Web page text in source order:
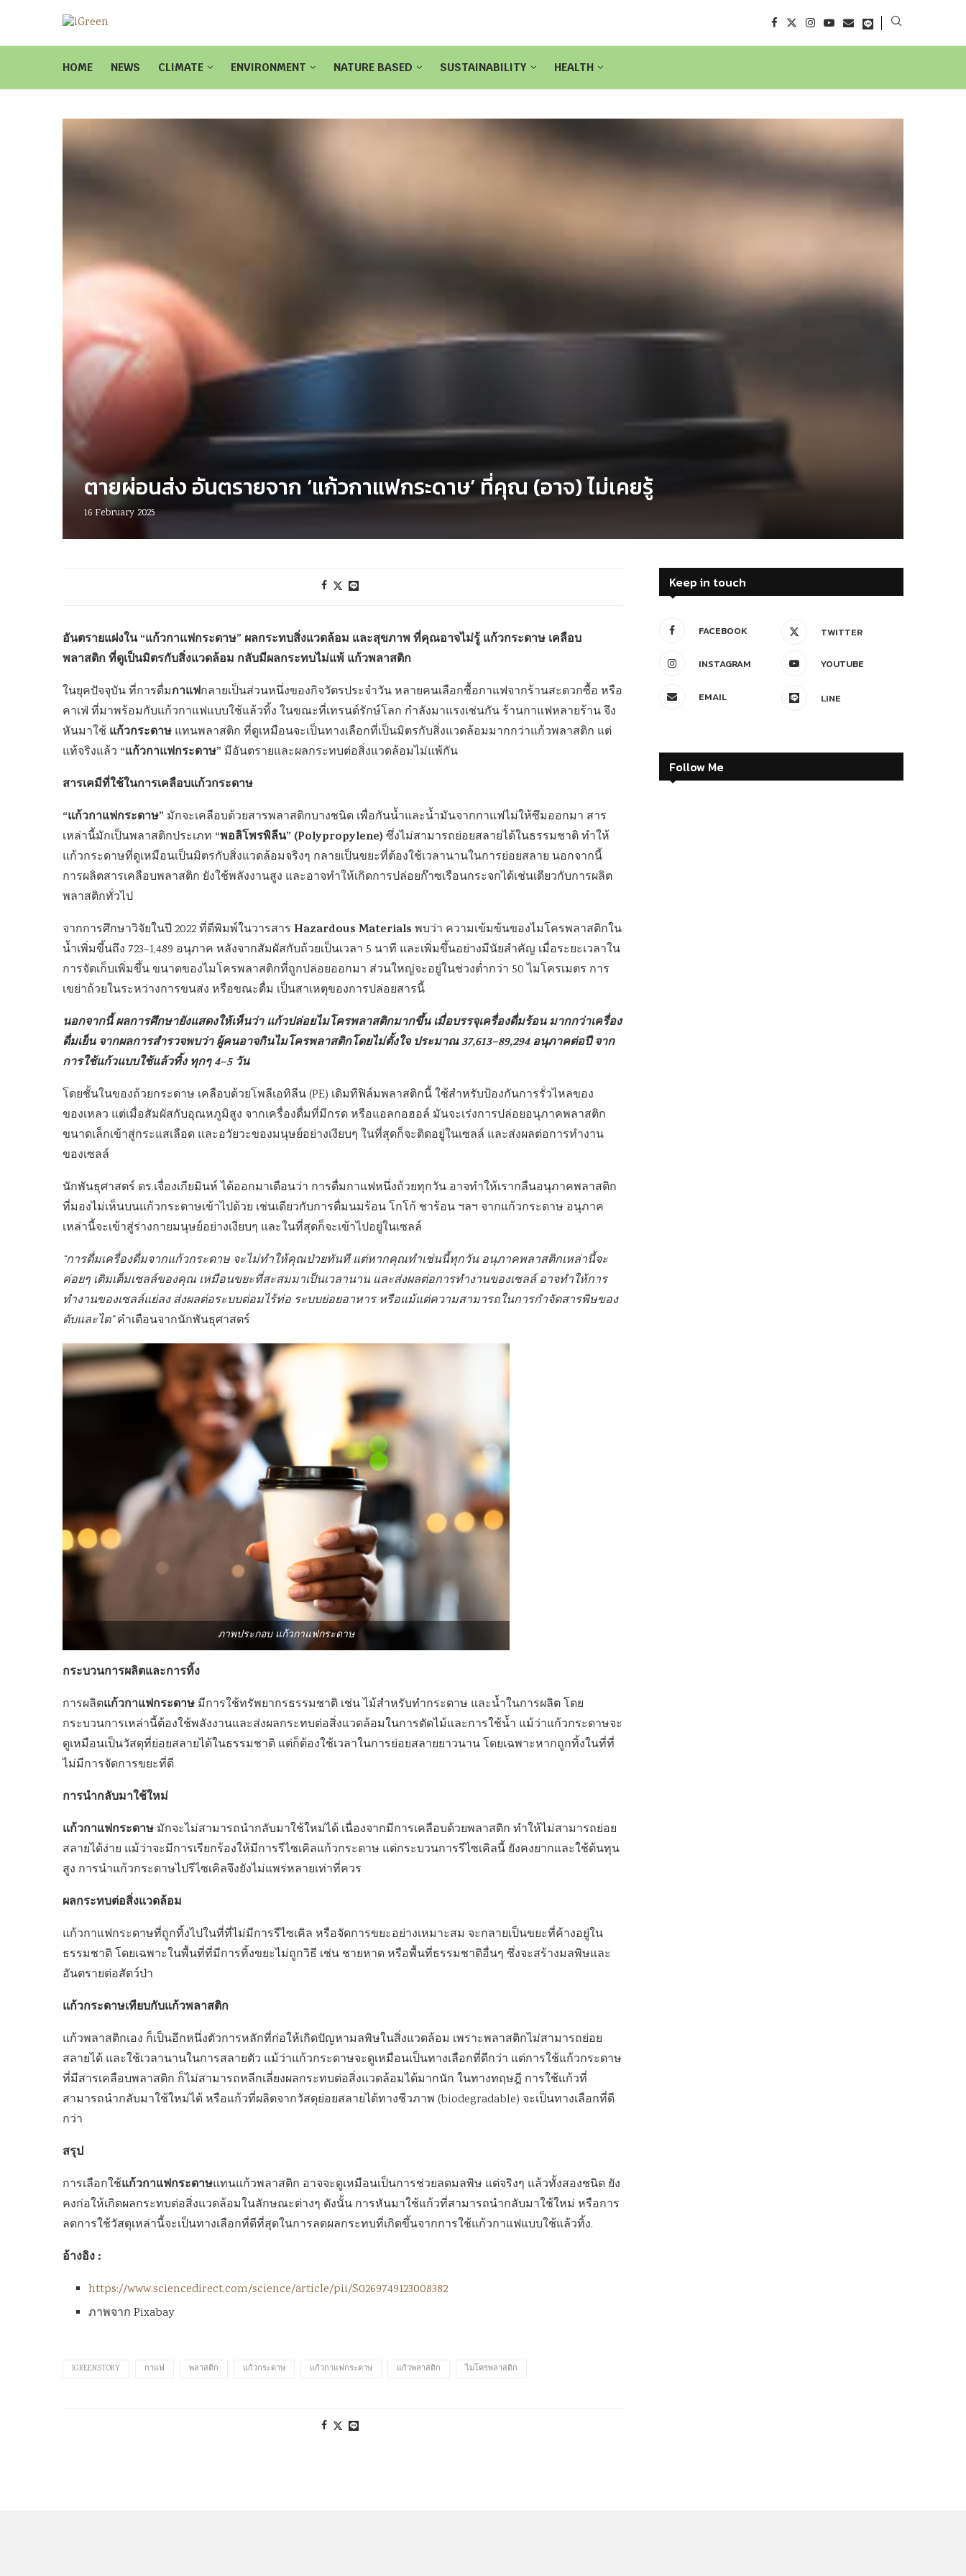
HOME NEWS CLIMATE ENVIRONMENT NATURE BASED SUSTAINABILITY HEALTH
ตายผ่อนส่ง อันตรายจาก ‘แก้วกาแฟกระดาษ’ ที่คุณ (อาจ) ไม่เคยรู้
16 February 2025
อันตรายแฝงใน “แก้วกาแฟกระดาษ” ผลกระทบสิ่งแวดล้อม และสุขภาพ ที่คุณอาจไม่รู้ แก้วกระดาษ เคลือบ
พลาสติก ที่ดูเป็นมิตรกับสิ่งแวดล้อม กลับมีผลกระทบไม่แพ้ แก้วพลาสติก
ในยุคปัจจุบัน ที่การดื่มกาแฟกลายเป็นส่วนหนึ่งของกิจวัตรประจำวัน หลายคนเลือกซื้อกาแฟจากร้านสะดวกซื้อ หรือ
คาเฟ่ ที่มาพร้อมกับแก้วกาแฟแบบใช้แล้วทิ้ง ในขณะที่เทรนด์รักษ์โลก กำลังมาแรงเช่นกัน ร้านกาแฟหลายร้าน จึง
หันมาใช้ แก้วกระดาษ แทนพลาสติก ที่ดูเหมือนจะเป็นทางเลือกที่เป็นมิตรกับสิ่งแวดล้อมมากกว่าแก้วพลาสติก แต่
แท้จริงแล้ว “แก้วกาแฟกระดาษ” มีอันตรายและผลกระทบต่อสิ่งแวดล้อมไม่แพ้กัน
สารเคมีที่ใช้ในการเคลือบแก้วกระดาษ
“แก้วกาแฟกระดาษ” มักจะเคลือบด้วยสารพลาสติกบางชนิด เพื่อกันน้ำและน้ำมันจากกาแฟไม่ให้ซึมออกมา สาร
เหล่านี้มักเป็นพลาสติกประเภท “พอลิโพรพิลีน” (Polypropylene) ซึ่งไม่สามารถย่อยสลายได้ในธรรมชาติ ทำให้
แก้วกระดาษที่ดูเหมือนเป็นมิตรกับสิ่งแวดล้อมจริงๆ กลายเป็นขยะที่ต้องใช้เวลานานในการย่อยสลาย นอกจากนี้
การผลิตสารเคลือบพลาสติก ยังใช้พลังงานสูง และอาจทำให้เกิดการปล่อยก๊าซเรือนกระจกได้เช่นเดียวกับการผลิต
พลาสติกทั่วไป
จากการศึกษาวิจัยในปี 2022 ที่ตีพิมพ์ในวารสาร Hazardous Materials พบว่า ความเข้มข้นของไมโครพลาสติกใน
น้ำเพิ่มขึ้นถึง 723–1,489 อนุภาค หลังจากสัมผัสกับถ้วยเป็นเวลา 5 นาที และเพิ่มขึ้นอย่างมีนัยสำคัญ เมื่อระยะเวลาใน
การจัดเก็บเพิ่มขึ้น ขนาดของไมโครพลาสติกที่ถูกปล่อยออกมา ส่วนใหญ่จะอยู่ในช่วงต่ำกว่า 50 ไมโครเมตร การ
เขย่าถ้วยในระหว่างการขนส่ง หรือขณะดื่ม เป็นสาเหตุของการปล่อยสารนี้
นอกจากนี้ ผลการศึกษายังแสดงให้เห็นว่า แก้วปล่อยไมโครพลาสติกมากขึ้น เมื่อบรรจุเครื่องดื่มร้อน มากกว่าเครื่อง
ดื่มเย็น จากผลการสำรวจพบว่า ผู้คนอาจกินไมโครพลาสติกโดยไม่ตั้งใจ ประมาณ 37,613–89,294 อนุภาคต่อปี จาก
การใช้แก้วแบบใช้แล้วทิ้ง ทุกๆ 4–5 วัน
โดยชั้นในของถ้วยกระดาษ เคลือบด้วยโพลีเอทิลีน (PE) เดิมทีฟิล์มพลาสติกนี้ ใช้สำหรับป้องกันการรั่วไหลของ
ของเหลว แต่เมื่อสัมผัสกับอุณหภูมิสูง จากเครื่องดื่มที่มีกรด หรือแอลกอฮอล์ มันจะเร่งการปล่อยอนุภาคพลาสติก
ขนาดเล็กเข้าสู่กระแสเลือด และอวัยวะของมนุษย์อย่างเงียบๆ ในที่สุดก็จะติดอยู่ในเซลล์ และส่งผลต่อการทำงาน
ของเซลล์
นักพันธุศาสตร์ ดร.เจื่องเกียมินห์ ได้ออกมาเตือนว่า การดื่มกาแฟหนึ่งถ้วยทุกวัน อาจทำให้เรากลืนอนุภาคพลาสติก
ที่มองไม่เห็นบนแก้วกระดาษเข้าไปด้วย เช่นเดียวกับการดื่มนมร้อน โกโก้ ชาร้อน ฯลฯ จากแก้วกระดาษ อนุภาค
เหล่านี้จะเข้าสู่ร่างกายมนุษย์อย่างเงียบๆ และในที่สุดก็จะเข้าไปอยู่ในเซลล์
“การดื่มเครื่องดื่มจากแก้วกระดาษ จะไม่ทำให้คุณป่วยทันที แต่หากคุณทำเช่นนี้ทุกวัน อนุภาคพลาสติกเหล่านี้จะ
ค่อยๆ เติมเต็มเซลล์ของคุณ เหมือนขยะที่สะสมมาเป็นเวลานาน และส่งผลต่อการทำงานของเซลล์ อาจทำให้การ
ทำงานของเซลล์แย่ลง ส่งผลต่อระบบต่อมไร้ท่อ ระบบย่อยอาหาร หรือแม้แต่ความสามารถในการกำจัดสารพิษของ
ตับและไต”คำเตือนจากนักพันธุศาสตร์
ภาพประกอบ แก้วกาแฟกระดาษ
กระบวนการผลิตและการทิ้ง
การผลิตแก้วกาแฟกระดาษ มีการใช้ทรัพยากรธรรมชาติ เช่น ไม้สำหรับทำกระดาษ และน้ำในการผลิต โดย
กระบวนการเหล่านี้ต้องใช้พลังงานและส่งผลกระทบต่อสิ่งแวดล้อมในการตัดไม้และการใช้น้ำ แม้ว่าแก้วกระดาษจะ
ดูเหมือนเป็นวัสดุที่ย่อยสลายได้ในธรรมชาติ แต่ก็ต้องใช้เวลาในการย่อยสลายยาวนาน โดยเฉพาะหากถูกทิ้งในที่ที่
ไม่มีการจัดการขยะที่ดี
การนำกลับมาใช้ใหม่
แก้วกาแฟกระดาษ มักจะไม่สามารถนำกลับมาใช้ใหม่ได้ เนื่องจากมีการเคลือบด้วยพลาสติก ทำให้ไม่สามารถย่อย
สลายได้ง่าย แม้ว่าจะมีการเรียกร้องให้มีการรีไซเคิลแก้วกระดาษ แต่กระบวนการรีไซเคิลนี้ ยังคงยากและใช้ต้นทุน
สูง การนำแก้วกระดาษไปรีไซเคิลจึงยังไม่แพร่หลายเท่าที่ควร
ผลกระทบต่อสิ่งแวดล้อม
แก้วกาแฟกระดาษที่ถูกทิ้งไปในที่ที่ไม่มีการรีไซเคิล หรือจัดการขยะอย่างเหมาะสม จะกลายเป็นขยะที่ค้างอยู่ใน
ธรรมชาติ โดยเฉพาะในพื้นที่ที่มีการทิ้งขยะไม่ถูกวิธี เช่น ชายหาด หรือพื้นที่ธรรมชาติอื่นๆ ซึ่งจะสร้างมลพิษและ
อันตรายต่อสัตว์ป่า
แก้วกระดาษเทียบกับแก้วพลาสติก
แก้วพลาสติกเอง ก็เป็นอีกหนึ่งตัวการหลักที่ก่อให้เกิดปัญหามลพิษในสิ่งแวดล้อม เพราะพลาสติกไม่สามารถย่อย
สลายได้ และใช้เวลานานในการสลายตัว แม้ว่าแก้วกระดาษจะดูเหมือนเป็นทางเลือกที่ดีกว่า แต่การใช้แก้วกระดาษ
ที่มีสารเคลือบพลาสติก ก็ไม่สามารถหลีกเลี่ยงผลกระทบต่อสิ่งแวดล้อมได้มากนัก ในทางทฤษฎี การใช้แก้วที่
สามารถนำกลับมาใช้ใหม่ได้ หรือแก้วที่ผลิตจากวัสดุย่อยสลายได้ทางชีวภาพ (biodegradable) จะเป็นทางเลือกที่ดี
กว่า
สรุป
การเลือกใช้แก้วกาแฟกระดาษแทนแก้วพลาสติก อาจจะดูเหมือนเป็นการช่วยลดมลพิษ แต่จริงๆ แล้วทั้งสองชนิด ยัง
คงก่อให้เกิดผลกระทบต่อสิ่งแวดล้อมในลักษณะต่างๆ ดังนั้น การหันมาใช้แก้วที่สามารถนำกลับมาใช้ใหม่ หรือการ
ลดการใช้วัสดุเหล่านี้จะเป็นทางเลือกที่ดีที่สุดในการลดผลกระทบที่เกิดขึ้นจากการใช้แก้วกาแฟแบบใช้แล้วทิ้ง.
อ้างอิง :
https://www.sciencedirect.com/science/article/pii/S0269749123008382
ภาพจาก Pixabay
IGREENSTORY กาแฟ พลาสติก แก้วกระดาษ แก้วกาแฟกระดาษ แก้วพลาสติก ไมโครพลาสติก
Keep in touch
FACEBOOK TWITTER
INSTAGRAM YOUTUBE
EMAIL LINE
Follow Me